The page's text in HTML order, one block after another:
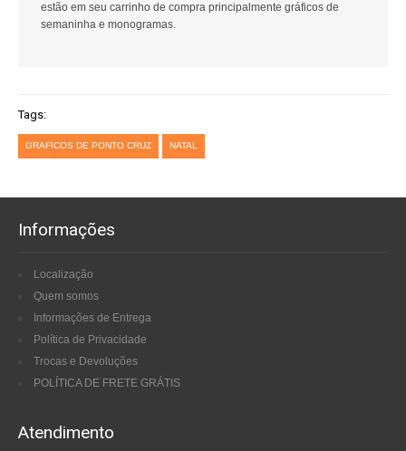
estão em seu carrinho de compra principalmente gráficos de
semaninha e monogramas.
Tags:
GRAFICOS DE PONTO CRUZ NATAL
Informações
Localização
Quem somos
Informações de Entrega
Política de Privacidade
Trocas e Devoluções
POLÍTICA DE FRETE GRÁTIS
Atendimento